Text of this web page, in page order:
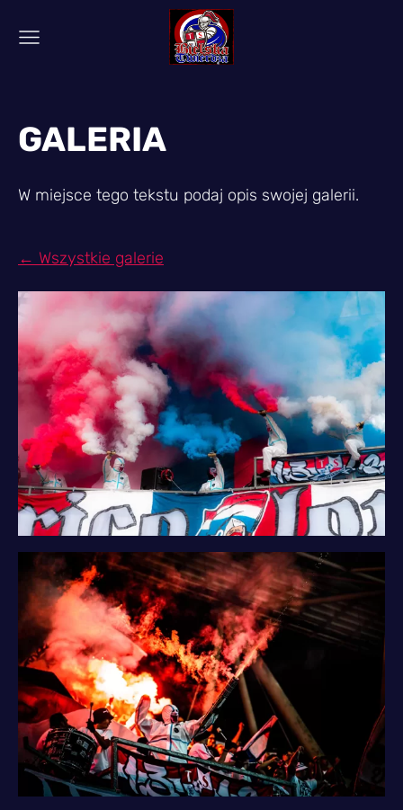
GALERIA
W miejsce tego tekstu podaj opis swojej galerii.
Wszystkie galerie